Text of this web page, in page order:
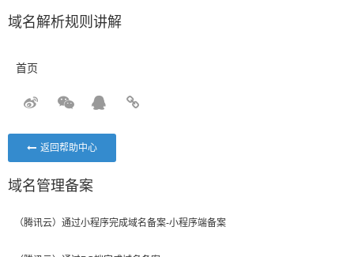
域名解析规则讲解
首页
返回帮助中心
域名管理备案
（腾讯云）通过小程序完成域名备案-小程序端备案